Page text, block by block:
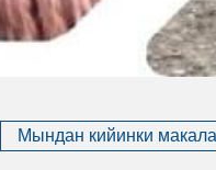
Мындан кийинки